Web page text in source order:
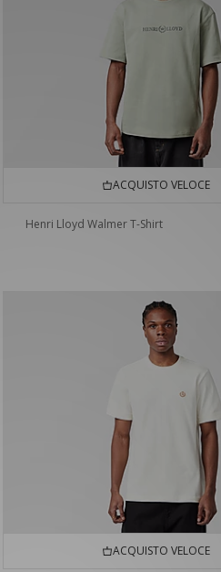
ACQUISTO VELOCE
Henri Lloyd Walmer T-Shirt
ACQUISTO VELOCE